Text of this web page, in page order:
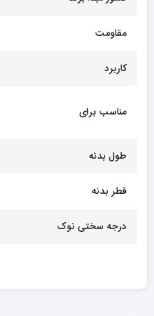
مقاومت
کاربرد
مناسب برای
طول بدنه
قطر بدنه
درجه سختی نوک